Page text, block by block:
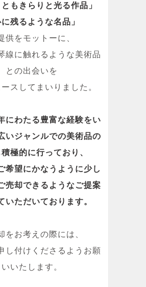
ともきらりと光る作品」
に残るような名品」
供をモットーに、
線に触れるような美術品
との出会いを
スしてまいりました。
にわたる豊富な経験をい
いジャンルでの美術品の
極的に行っており、
希望にかなうように少し
売却できるようなご提案
いただいております。
をお考えの際には、
し付けくださるようお願
いいたします。